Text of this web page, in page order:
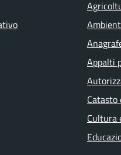
Appalti
Cultura